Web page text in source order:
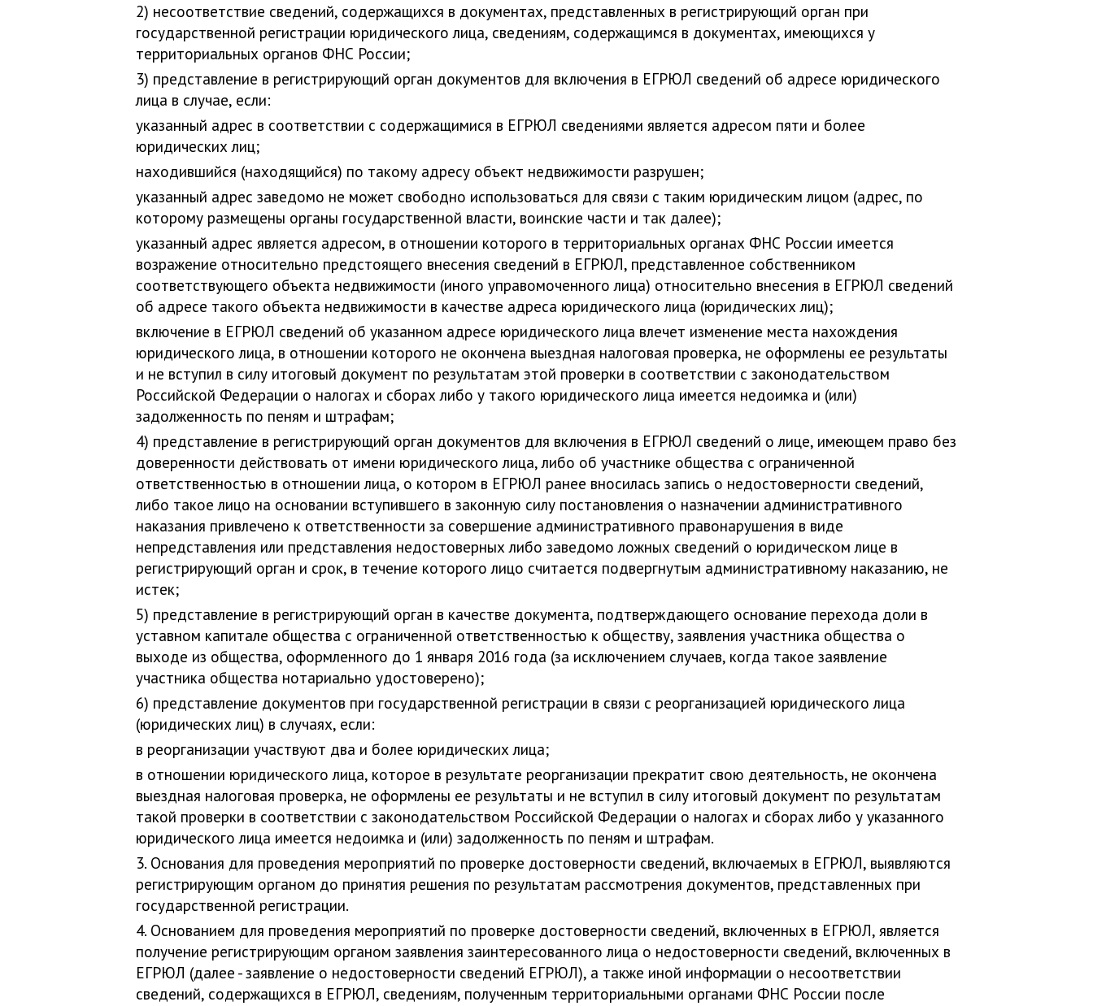
2) несоответствие сведений, содержащихся в документах, представленных в регистрирующий орган при
государственной регистрации юридического лица, сведениям, содержащимся в документах, имеющихся у
территориальных органов ФНС России;
3) представление в регистрирующий орган документов для включения в ЕГРЮЛ сведений об адресе юридического
лица в случае, если:
указанный адрес в соответствии с содержащимися в ЕГРЮЛ сведениями является адресом пяти и более
юридических лиц;
находившийся (находящийся) по такому адресу объект недвижимости разрушен;
указанный адрес заведомо не может свободно использоваться для связи с таким юридическим лицом (адрес, по
которому размещены органы государственной власти, воинские части и так далее);
указанный адрес является адресом, в отношении которого в территориальных органах ФНС России имеется
возражение относительно предстоящего внесения сведений в ЕГРЮЛ, представленное собственником
соответствующего объекта недвижимости (иного управомоченного лица) относительно внесения в ЕГРЮЛ сведений
об адресе такого объекта недвижимости в качестве адреса юридического лица (юридических лиц);
включение в ЕГРЮЛ сведений об указанном адресе юридического лица влечет изменение места нахождения
юридического лица, в отношении которого не окончена выездная налоговая проверка, не оформлены ее результаты
и не вступил в силу итоговый документ по результатам этой проверки в соответствии с законодательством
Российской Федерации о налогах и сборах либо у такого юридического лица имеется недоимка и (или)
задолженность по пеням и штрафам;
4) представление в регистрирующий орган документов для включения в ЕГРЮЛ сведений о лице, имеющем право без
доверенности действовать от имени юридического лица, либо об участнике общества с ограниченной
ответственностью в отношении лица, о котором в ЕГРЮЛ ранее вносилась запись о недостоверности сведений,
либо такое лицо на основании вступившего в законную силу постановления о назначении административного
наказания привлечено к ответственности за совершение административного правонарушения в виде
непредставления или представления недостоверных либо заведомо ложных сведений о юридическом лице в
регистрирующий орган и срок, в течение которого лицо считается подвергнутым административному наказанию, не
истек;
5) представление в регистрирующий орган в качестве документа, подтверждающего основание перехода доли в
уставном капитале общества с ограниченной ответственностью к обществу, заявления участника общества о
выходе из общества, оформленного до 1 января 2016 года (за исключением случаев, когда такое заявление
участника общества нотариально удостоверено);
6) представление документов при государственной регистрации в связи с реорганизацией юридического лица
(юридических лиц) в случаях, если:
в реорганизации участвуют два и более юридических лица;
в отношении юридического лица, которое в результате реорганизации прекратит свою деятельность, не окончена
выездная налоговая проверка, не оформлены ее результаты и не вступил в силу итоговый документ по результатам
такой проверки в соответствии с законодательством Российской Федерации о налогах и сборах либо у указанного
юридического лица имеется недоимка и (или) задолженность по пеням и штрафам.
3. Основания для проведения мероприятий по проверке достоверности сведений, включаемых в ЕГРЮЛ, выявляются
регистрирующим органом до принятия решения по результатам рассмотрения документов, представленных при
государственной регистрации.
4. Основанием для проведения мероприятий по проверке достоверности сведений, включенных в ЕГРЮЛ, является
получение регистрирующим органом заявления заинтересованного лица о недостоверности сведений, включенных в
ЕГРЮЛ (далее - заявление о недостоверности сведений ЕГРЮЛ), а также иной информации о несоответствии
сведений, содержащихся в ЕГРЮЛ, сведениям, полученным территориальными органами ФНС России после